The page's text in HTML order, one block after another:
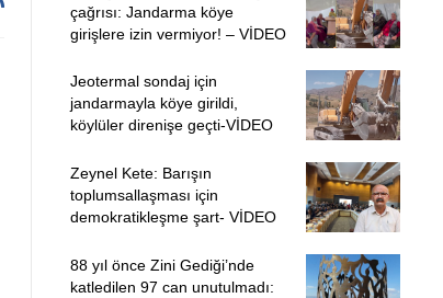
çağrısı: Jandarma köye
girişlere izin vermiyor! – VİDEO
Jeotermal sondaj için
jandarmayla köye girildi,
köylüler direnişe geçti-VİDEO
Zeynel Kete: Barışın
toplumsallaşması için
demokratikleşme şart- VİDEO
88 yıl önce Zini Gediği’nde
katledilen 97 can unutulmadı: